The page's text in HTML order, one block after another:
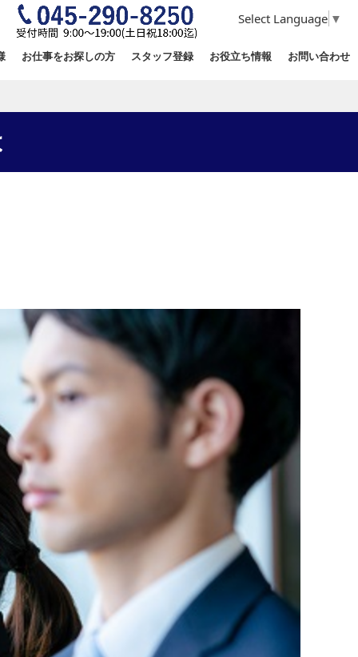
Select Language ▼
お仕事をお探しの方 スタッフ登録 お役立ち情報 お問い合わせ